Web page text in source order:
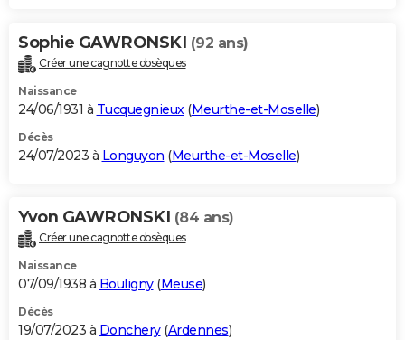
Sophie GAWRONSKI (92 ans)
Créer une cagnotte obsèques
Naissance
24/06/1931 à Tucquegnieux(Meurthe-et-Moselle)
Décès
24/07/2023 à Longuyon (Meurthe-et-Moselle)
Yvon GAWRONSKI (84 ans)
Créer une cagnotte obsèques
Naissance
07/09/1938 à Bouligny(Meuse)
Décès
19/07/2023 à Donchery(Ardennes)